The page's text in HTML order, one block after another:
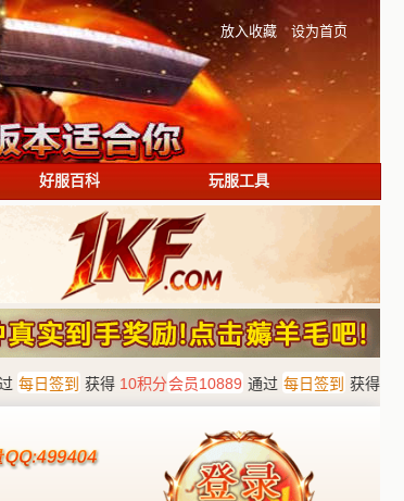
放入收藏 设为首页
好服百科 玩服工具